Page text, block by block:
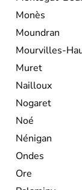
Monès
Moundran
Mourvilles-
Muret
Nailloux
Nogaret
Noé
Nénigan
Ondes
Ore